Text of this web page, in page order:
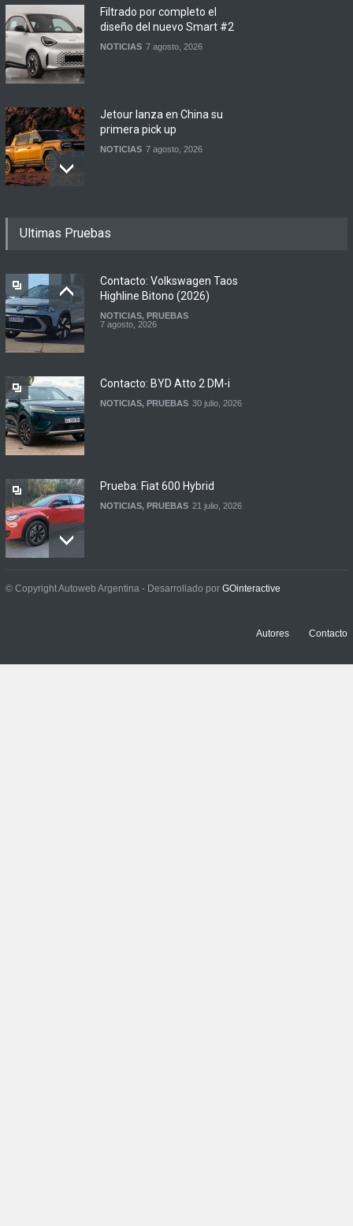
Filtrado por completo el
diseño del nuevo Smart #2
NOTICIAS 7 agosto, 2026
Jetour lanza en China su
primera pick up
NOTICIAS 7 agosto, 2026
renovadas S2 y Skua 150 en
7 agosto, 2026
Argentina y Ecuador
Ultimas Pruebas
Contacto: Volkswagen Taos
Highline Bitono (2026)
NOTICIAS, PRUEBAS
7 agosto, 2026
Contacto: BYD Atto 2 DM-i
NOTICIAS, PRUEBAS 30 julio, 2026
Prueba: Fiat 600 Hybrid
NOTICIAS, PRUEBAS 21 julio, 2026
Prueba: BYD Song Pro GS
© Copyright Autoweb Argentina - Desarrollado por GOinteractive
Autores Contacto